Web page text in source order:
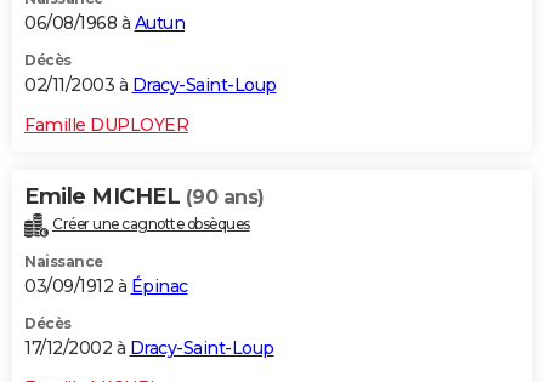
06/08/1968 à Autun
Décès
02/11/2003 à Dracy-Saint-Loup
Famille DUPLOYER
Emile MICHEL (90 ans)
Créer une cagnotte obsèques
Naissance
03/09/1912 à Épinac
Décès
17/12/2002 à Dracy-Saint-Loup